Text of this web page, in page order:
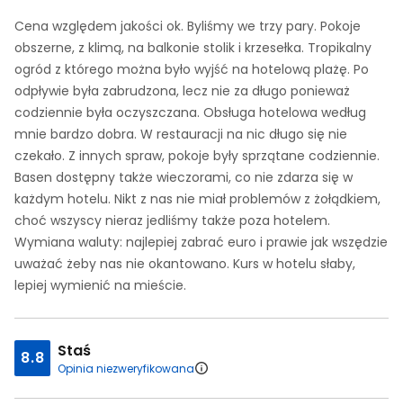
Cena względem jakości ok. Byliśmy we trzy pary. Pokoje
obszerne, z klimą, na balkonie stolik i krzesełka. Tropikalny
ogród z którego można było wyjść na hotelową plażę. Po
odpływie była zabrudzona, lecz nie za długo ponieważ
codziennie była oczyszczana. Obsługa hotelowa według
mnie bardzo dobra. W restauracji na nic długo się nie
czekało. Z innych spraw, pokoje były sprzątane codziennie.
Basen dostępny także wieczorami, co nie zdarza się w
każdym hotelu. Nikt z nas nie miał problemów z żołądkiem,
choć wszyscy nieraz jedliśmy także poza hotelem.
Wymiana waluty: najlepiej zabrać euro i prawie jak wszędzie
uważać żeby nas nie okantowano. Kurs w hotelu słaby,
lepiej wymienić na mieście.
8.8 Staś
Opinia niezweryfikowana